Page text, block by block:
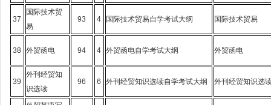
37
国际技术贸
易
93 4 国际技术贸易自学考试大纲 国际技术贸易
38 外贸函电 94 4 外贸函电自学考试大纲 外贸函电
39
外刊经贸知
识选读
96 6 外刊经贸知识选读自学考试大纲 外刊经贸知识选